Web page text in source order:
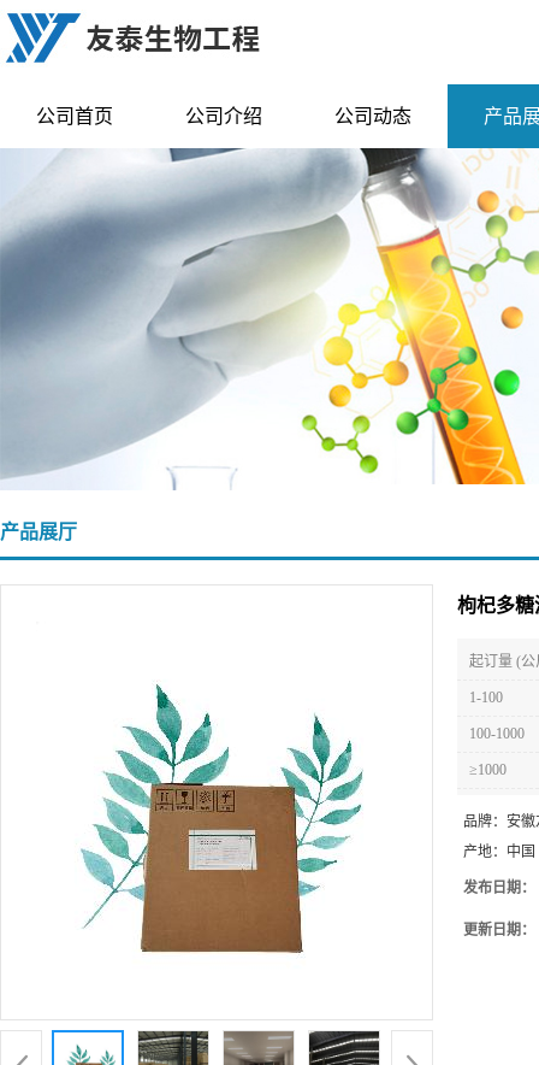
公司首页 公司介绍 公司动态 产品
产品展厅
枸杞多糖
起订量 (公
1-100
100-1000
≥1000
品牌： 安徽
产地： 中国
发布日期：
更新日期：